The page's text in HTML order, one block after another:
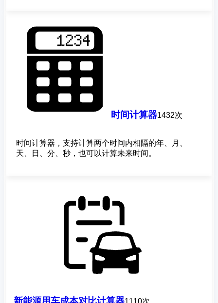
时间计算器1432次
时间计算器，支持计算两个时间内相隔的年、月、
天、日、分、秒，也可以计算未来时间。
新能源用车成本对比计算器1110次